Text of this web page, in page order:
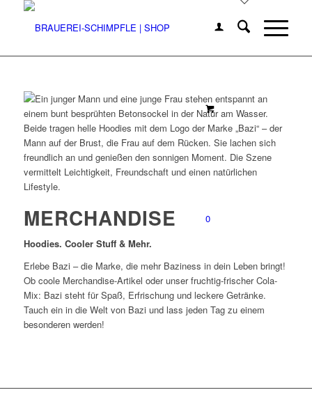
0
MERCHANDISE
Hoodies. Cooler Stuff & Mehr.
Erlebe Bazi – die Marke, die mehr Baziness in dein Leben bringt!
Ob coole Merchandise-Artikel oder unser fruchtig-frischer Cola-
Mix: Bazi steht für Spaß, Erfrischung und leckere Getränke.
Tauch ein in die Welt von Bazi und lass jeden Tag zu einem
besonderen werden!